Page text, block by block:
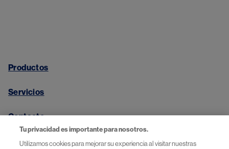
Productos
Servicios
Contacto
Tu privacidad es importante para nosotros.
Utilizamos cookies para mejorar su experiencia al visitar nuestras